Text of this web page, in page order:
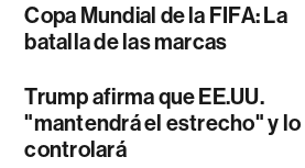
Copa Mundial de la FIFA: La
batalla de las marcas
Trump afirma que EE.UU.
"mantendrá el estrecho" y lo
controlará